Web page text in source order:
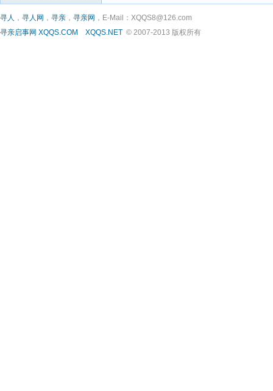
寻人 ， 寻人网 ， 寻亲 ， 寻亲网 ，E-Mail：XQQS8@126.com
寻亲启事网 XQQS.COM XQQS.NET © 2007-2013 版权所有